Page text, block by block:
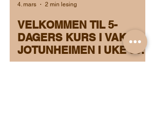
VELKOMMEN TIL 5-
DAGERS KURS I VAKRE
JOTUNHEIMEN I UKE 39
2026
4. mars 2 min lesing